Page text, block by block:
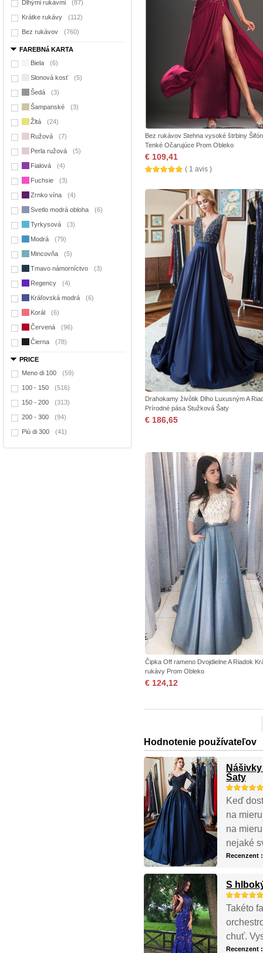
Dlhými rukávmi (87)
Krátke rukávy (112)
Bez rukávov (760)
FAREBNá KARTA
Biela
(6)
Slonová kosť (5)
Šedá (3)
Šampanské (3)
Žltá (24)
Ružová (7)
Perla ružová (5)
Fialová (4)
Fuchsie (3)
Zrnko vína (4)
Svetlo modrá obloha (6)
Tyrkysová (3)
Modrá (79)
Mincovňa (5)
Tmavo námorníctvo (3)
Regency (4)
Kráľovská modrá (6)
Korál (6)
Červená (96)
Čierna (78)
PRICE
Meno di 100
(59)
100 - 150 (516)
150 - 200 (313)
200 - 300 (94)
Più di 300 (41)
Bez rukávov Stehna vysoké štrbiny Šifón
Tenké Očarujúce Prom Obleko
€ 109,41
( 1 avis )
Drahokamy živôtik Dlho Luxusným A
Prírodné pása Stužková Šaty
€ 186,65
Čipka Off rameno Dvojdielne A Riadok
rukávy Prom Obleko
€ 124,12
Hodnotenie používateľov
Šaty
Keď
na
na
nejaké
Recenzent
S
Takéto
chuť.
Recenzent